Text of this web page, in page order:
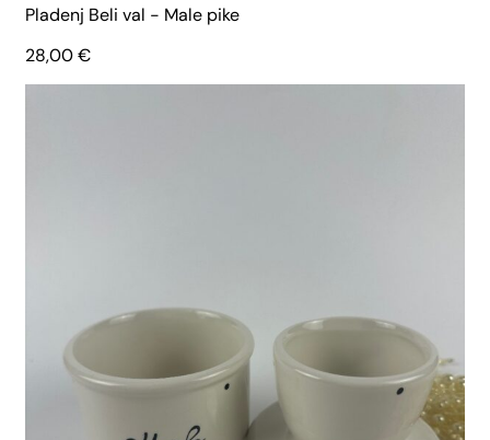
Pladenj Beli val - Male pike
28,00€